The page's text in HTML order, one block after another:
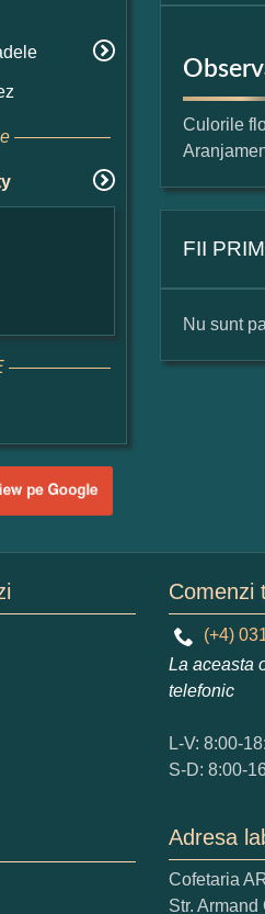
Culorile
FII
1
Nu
Nu sunt
Comenzi
(+4)
La aceasta
telefonic
L-V: 8:00-
S-D: 8:00-
Adresa
Cofetaria
Str.